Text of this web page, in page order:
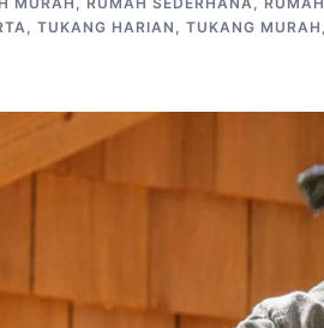
, TUKANG HARIAN , TUKANG MURAH ,